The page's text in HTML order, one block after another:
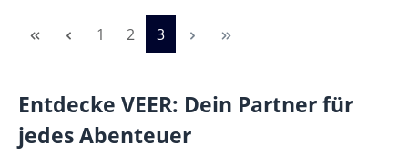
Seite
1 Seite
2 Seite
3
Entdecke VEER: Dein Partner für
jedes Abenteuer